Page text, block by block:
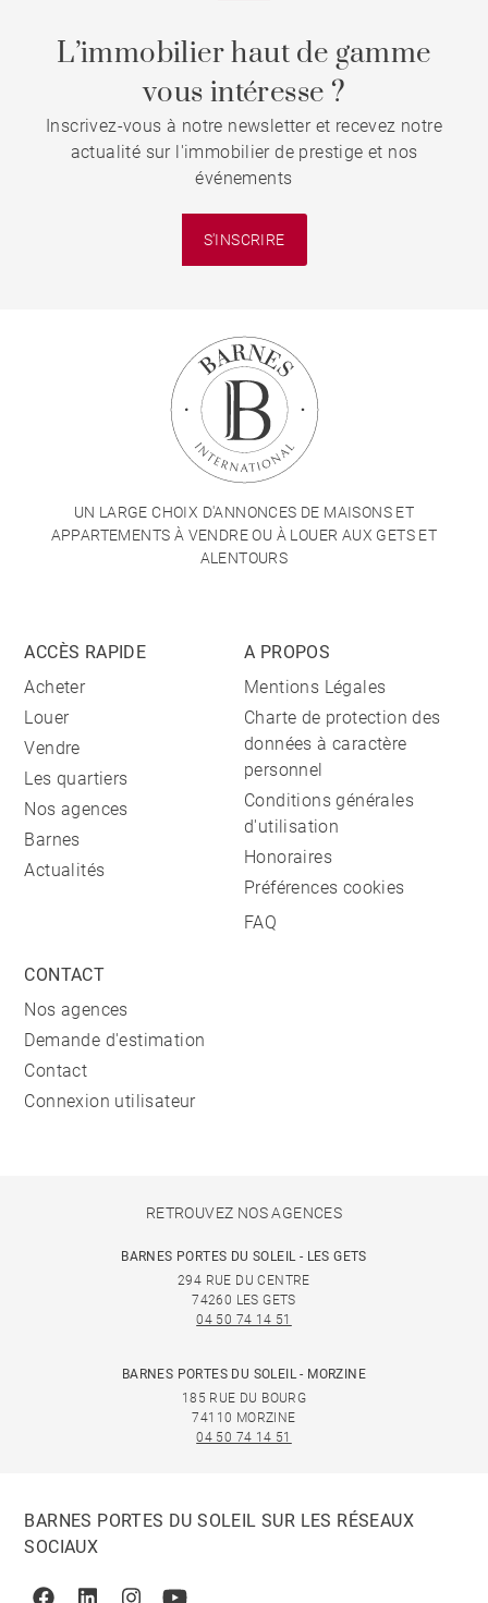
L’immobilier haut de gamme
vous intéresse ?
Inscrivez-vous à notre newsletter et recevez notre
actualité sur l'immobilier de prestige et nos
événements
S'INSCRIRE
UN LARGE CHOIX D'ANNONCES DE MAISONS ET
APPARTEMENTS À VENDRE OU À LOUER AUX GETS ET
ALENTOURS
ACCÈS RAPIDE
Acheter
Louer
Vendre
Les quartiers
Nos agences
Barnes
Actualités
A PROPOS
Mentions Légales
Charte de protection des
données à caractère
personnel
Conditions générales
d'utilisation
Honoraires
Préférences cookies
FAQ
CONTACT
Nos agences
Demande d'estimation
Contact
Connexion utilisateur
RETROUVEZ NOS AGENCES
BARNES PORTES DU SOLEIL - LES GETS
294 RUE DU CENTRE
74260 LES GETS
04 50 74 14 51
BARNES PORTES DU SOLEIL - MORZINE
185 RUE DU BOURG
74110 MORZINE
04 50 74 14 51
BARNES PORTES DU SOLEIL SUR LES RÉSEAUX
SOCIAUX